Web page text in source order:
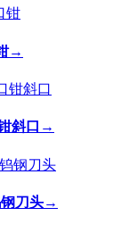
→
斜口 →
刀头→